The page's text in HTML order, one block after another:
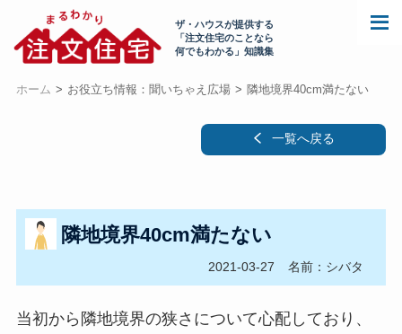
ザ・ハウスが提供する
「注文住宅のことなら
何でもわかる」知識集
ホーム お役立ち情報：聞いちゃえ広場 隣地境界40cm満たない
一覧へ戻る
隣地境界40cm満たない
2021-03-27 名前：シバタ
当初から隣地境界の狭さについて心配しており、